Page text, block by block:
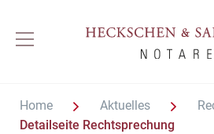
Home Aktuelles
Detailseite Rechtsprechung